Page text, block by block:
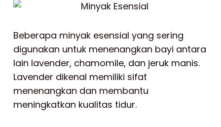
Beberapa minyak esensial yang sering
digunakan untuk menenangkan bayi antara
lain lavender, chamomile, dan jeruk manis.
Lavender dikenal memiliki sifat
menenangkan dan membantu
meningkatkan kualitas tidur.